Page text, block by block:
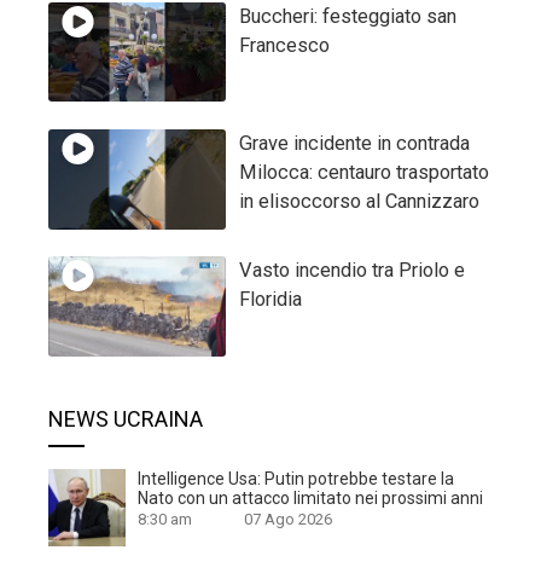
Buccheri: festeggiato san
Francesco
Grave incidente in contrada
Milocca: centauro trasportato
in elisoccorso al Cannizzaro
Vasto incendio tra Priolo e
Floridia
NEWS UCRAINA
Intelligence Usa: Putin potrebbe testare la
Nato con un attacco limitato nei prossimi anni
8:30 am 07 Ago 2026